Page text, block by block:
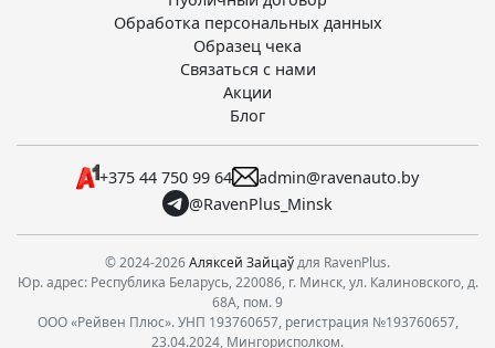
Обработка персональных данных
Образец чека
Связаться с нами
Акции
Блог
+375 44 750 99 64
admin@ravenauto.by
@RavenPlus_Minsk
© 2024-2026Аляксей Зайцаўдля RavenPlus.
Юр. адрес: Республика Беларусь, 220086, г. Минск, ул. Калиновского, д.
68А, пом. 9
ООО «Рейвен Плюс». УНП 193760657, регистрация №193760657,
23.04.2024, Мингорисполком.